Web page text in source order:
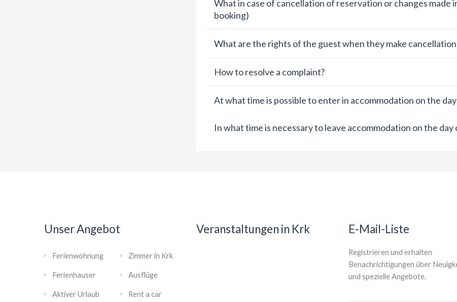
What in case of cancellation of reservation or changes made
booking)
What are the rights of the guest when they make
How to resolve a complaint?
At what time is possible to enter in accommodation on the
In what time is necessary to leave accommodation on the
Unser Angebot
Ferienwohnung Zimmer in Krk
Ferienhauser Ausflüge
Aktiver Urlaub Rent a car
Veranstaltungen in Krk E-Mail-Liste
Registrieren und erhalten
Benachrichtigungen über
und spezielle Angebote.